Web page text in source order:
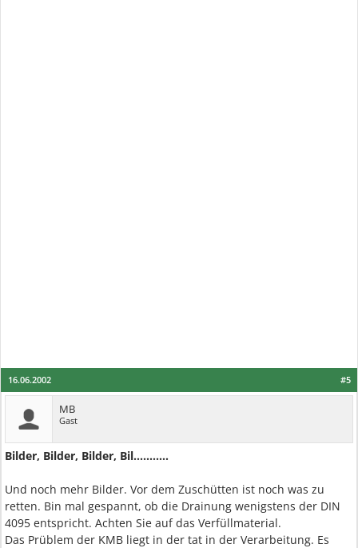
#5
16.06.2002
MB
Gast
Bilder, Bilder, Bilder, Bil...........
Und noch mehr Bilder. Vor dem Zuschütten ist noch was zu
retten. Bin mal gespannt, ob die Drainung wenigstens der DIN
4095 entspricht. Achten Sie auf das Verfüllmaterial.
Das Prüblem der KMB liegt in der tat in der Verarbeitung. Es